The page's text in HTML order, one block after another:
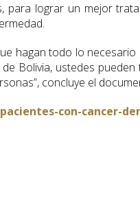
para lograr un mejor
hagan todo lo
Bolivia, ustedes
concluye el
con-cancer-